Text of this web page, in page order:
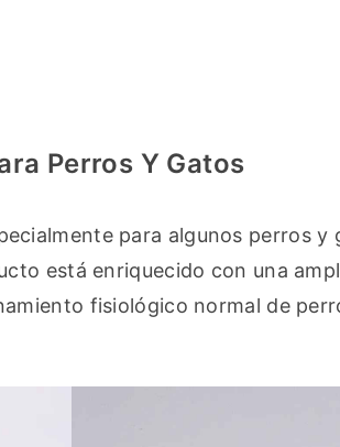
Perros Y Gatos
para algunos perros y
está enriquecido con una
fisiológico normal de